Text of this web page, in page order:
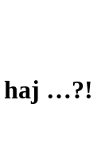
haj …?!